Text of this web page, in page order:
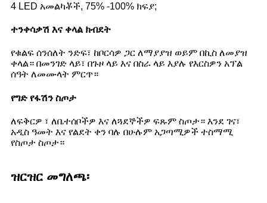
4 LED አመልካቾች, 75% -100% ክፍያ;
ተንቀሳቃሽ እና ቀላል ክብደት
የቁልፍ ሰንሰለት ንድፍ፣ ከቦርሳዎ ጋር ለማያያዝ ወይም በኪስ ለመያዝ
ቀላል። በመንገድ ላይ፣ በጉዞ ላይ እና በስራ ላይ እያሉ የእርስዎን አፕል
ሰዓት ለመሙላት ምርጥ።
የግድ የፋሽን ስጦታ
ለፍቅርዎ ፣ ለቤተሰቦችዎ እና ለጓደኞችዎ ፍጹም ስጦታ። እንደ ገና፣
አዲስ ዓመት እና የልደት ቀን ባሉ በሁሉም አጋጣሚዎች ተስማሚ
የስጦታ ስጦታ።
ዝርዝር መግለጫ፡